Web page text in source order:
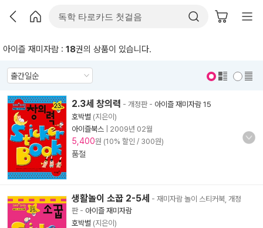
아이즐 재미자람 : 18권의 상품이 있습니다.
2.3세 창의력 - 개정판- 아이즐 재미자람 15
호박별 (지은이)
아이즐북스
2009년 02월
5,400원 (10% 할인 / 300원)
품절
생활놀이 소꿉 2-5세 - 재미자람 놀이 스티커북, 개정
판- 아이즐 재미자람
호박별 (지은이)